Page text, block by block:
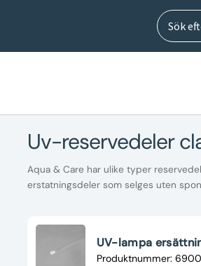
Sök
efter:
Sök
uv-reservedeler
Aqua & Care har ulike typer
erstatningsdeler som selges uten
UV-lampa
Produktnummer: